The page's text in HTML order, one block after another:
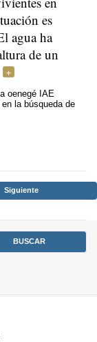
es
agua ha
de un
oenegé IAE
la búsqueda de
Siguiente